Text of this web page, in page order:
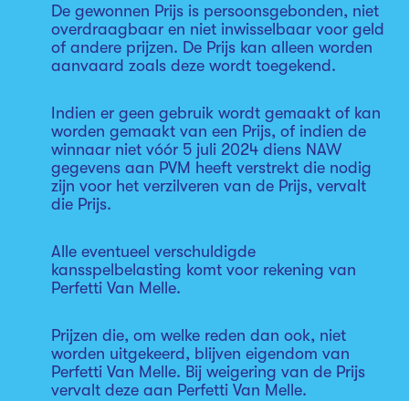
De gewonnen Prijs is persoonsgebonden, niet
overdraagbaar en niet inwisselbaar voor geld
of andere prijzen. De Prijs kan alleen worden
aanvaard zoals deze wordt toegekend.
Indien er geen gebruik wordt gemaakt of kan
worden gemaakt van een Prijs, of indien de
winnaar niet vóór 5 juli 2024 diens NAW
gegevens aan PVM heeft verstrekt die nodig
zijn voor het verzilveren van de Prijs, vervalt
die Prijs.
Alle eventueel verschuldigde
kansspelbelasting komt voor rekening van
Perfetti Van Melle.
Prijzen die, om welke reden dan ook, niet
worden uitgekeerd, blijven eigendom van
Perfetti Van Melle. Bij weigering van de Prijs
vervalt deze aan Perfetti Van Melle.